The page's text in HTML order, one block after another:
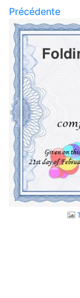
Précédente